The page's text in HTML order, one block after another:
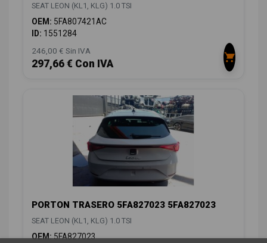
SEAT LEON (KL1, KLG) 1.0 TSI
OEM: 5FA807421AC
ID: 1551284
246,00 € Sin IVA
297,66 € Con IVA
PORTON TRASERO 5FA827023 5FA827023
SEAT LEON (KL1, KLG) 1.0 TSI
OEM:5FA827023